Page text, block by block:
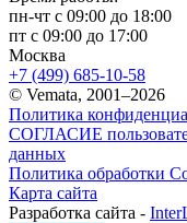
пн-чт с 09:00 до 18:00
пт с 09:00 до 17:00
Москва
+7 (499) 685-10-58
© Vemata, 2001–2026
Политика
СОГЛАСИЕ
данных
Политика обработки
Карта сайта
Разработка сайта -